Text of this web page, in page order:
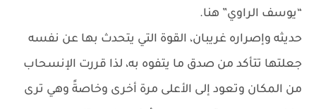
“يوسف الراوي” هنا.
حديثه وإصراره غريبان، القوة التي يتحدث بها عن نفسه
جعلتها تتأكد من صدق ما يتفوه به، لذا قررت الإنسحاب
من المكان وتعود إلى الأعلى مرة أخرى وخاصةً وهي ترى